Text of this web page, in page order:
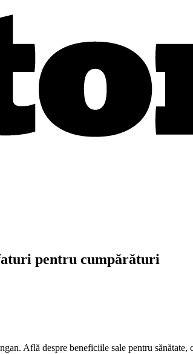
pentru cumpărături
Află despre beneficiile sale pentru